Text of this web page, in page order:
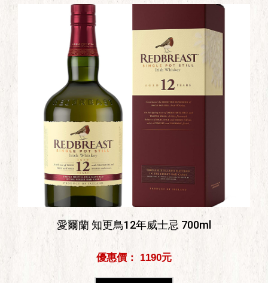
愛爾蘭 知更鳥12年威士忌 700ml
優惠價： 1190元